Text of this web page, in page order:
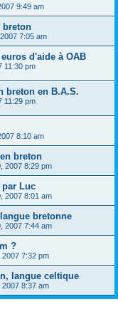
9:49 am
breton
7:05 am
d'aide à OAB
11:30 pm
breton en B.A.S.
11:29 pm
8:10 am
breton
2007 8:29 pm
par Luc
2007 8:01 am
bretonne
2007 7:44 am
?
7:32 pm
langue celtique
8:37 am